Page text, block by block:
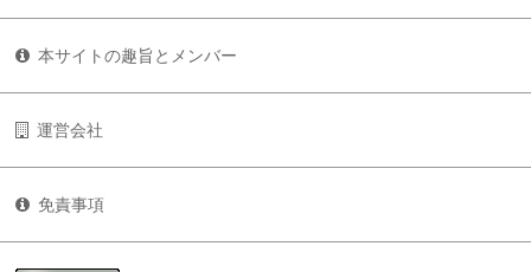
本サイトの趣旨とメンバー
運営会社
免責事項